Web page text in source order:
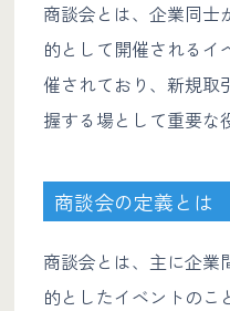
商談会とは、企業同士
的として開催されるイ
催されており、新規取
握する場として重要な
商談会の定義とは
商談会とは、主に企業
的としたイベントのこ